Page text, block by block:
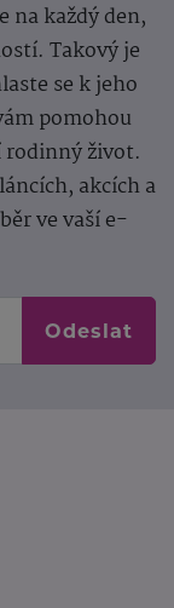
na každý den,
Takový je
se k jeho
pomohou
rodinný život.
akcích a
ve vaší e-
Odeslat